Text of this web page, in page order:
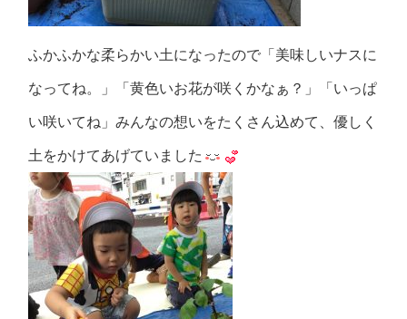
ふかふかな柔らかい土になったので「美味しいナスに
なってね。」「黄色いお花が咲くかなぁ？」「いっぱ
い咲いてね」みんなの想いをたくさん込めて、優しく
土をかけてあげていました